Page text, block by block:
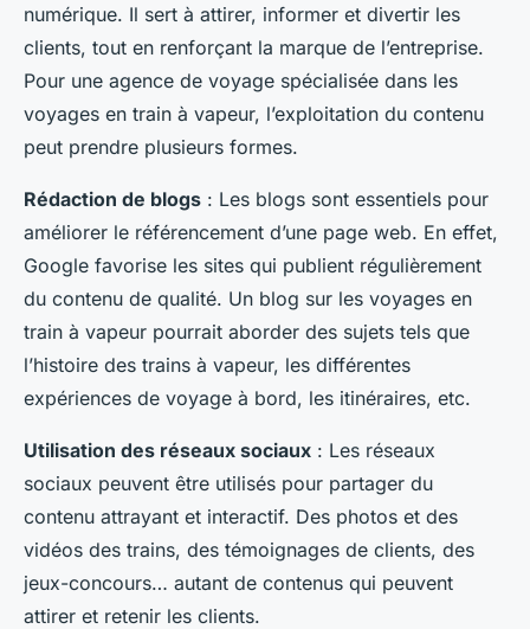
numérique. Il sert à attirer, informer et divertir les
clients, tout en renforçant la marque de l’entreprise.
Pour une agence de voyage spécialisée dans les
voyages en train à vapeur, l’exploitation du contenu
peut prendre plusieurs formes.
Rédaction de blogs : Les blogs sont essentiels pour
améliorer le référencement d’une page web. En effet,
Google favorise les sites qui publient régulièrement
du contenu de qualité. Un blog sur les voyages en
train à vapeur pourrait aborder des sujets tels que
l’histoire des trains à vapeur, les différentes
expériences de voyage à bord, les itinéraires, etc.
Utilisation des réseaux sociaux : Les réseaux
sociaux peuvent être utilisés pour partager du
contenu attrayant et interactif. Des photos et des
vidéos des trains, des témoignages de clients, des
jeux-concours… autant de contenus qui peuvent
attirer et retenir les clients.